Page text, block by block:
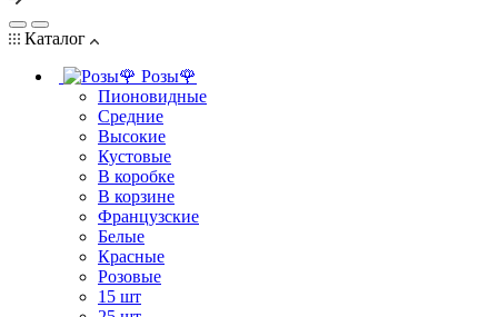
Каталог
Розы🌹
Пионовидные
Средние
Высокие
Кустовые
В коробке
В корзине
Французские
Белые
Красные
Розовые
15 шт